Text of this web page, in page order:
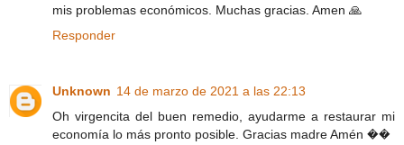
mis problemas económicos. Muchas gracias. Amen 🙏
Responder
Unknown 14 de marzo de 2021 a las 22:13
Oh virgencita del buen remedio, ayudarme a restaurar mi
economía lo más pronto posible. Gracias madre Amén ��